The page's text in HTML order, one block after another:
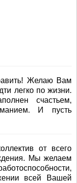
Желаю Вам
легко по жизни.
счастьем,
И пусть
от всего
Мы желаем
всей Вашей